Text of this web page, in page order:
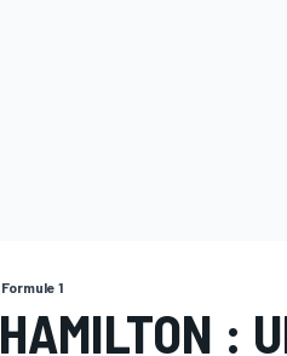
Formule 1
HAMILTON :